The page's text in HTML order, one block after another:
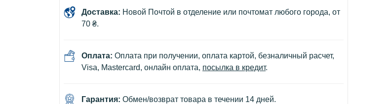
Доставка: Новой Почтой в отделение или почтомат любого города, от
70 ₴.
Оплата: Оплата при получении, оплата картой, безналичный расчет,
Visa, Mastercard, онлайн оплата, посылка в кредит.
Гарантия: Обмен/возврат товара в течении 14 дней.